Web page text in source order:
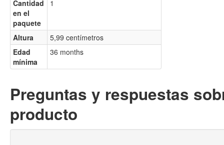
Cantidad
en el
paquete
1
Altura
5,99 centímetros
Edad
mínima
36 months
Preguntas y respuestas
producto